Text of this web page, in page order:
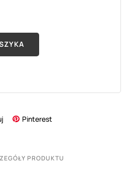
Pinterest
PRODUKTU